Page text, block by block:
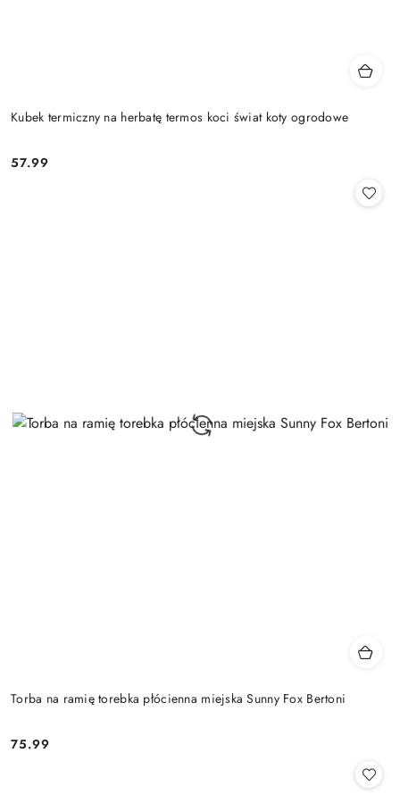
Kubek termiczny na herbatę termos koci świat koty ogrodowe
Cena:
57.99
Torba na ramię torebka płócienna miejska Sunny Fox Bertoni
Cena:
75.99